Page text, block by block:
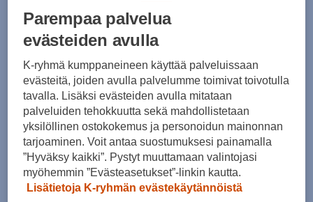
Koko
XS S M L XL
Kokotaulukko
Lisää ostoskoriin
Parempaa palvelua
evästeiden avulla
K-ryhmä kumppaneineen käyttää palveluissaan
evästeitä, joiden avulla palvelumme toimivat toivotulla
tavalla. Lisäksi evästeiden avulla mitataan
palveluiden tehokkuutta sekä mahdollistetaan
yksilöllinen ostokokemus ja personoidun mainonnan
tarjoaminen. Voit antaa suostumuksesi painamalla
”Hyväksy kaikki”. Pystyt muuttamaan valintojasi
myöhemmin ”Evästeasetukset”-linkin kautta.
Lisätietoja K-ryhmän evästekäytännöistä